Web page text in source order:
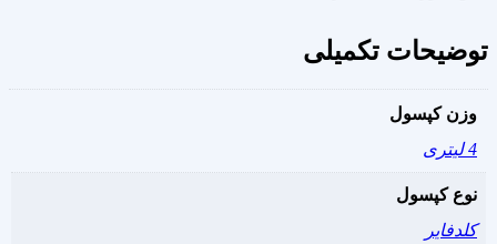
توضیحات تکمیلی
وزن کپسول
4 لیتری
نوع کپسول
کلدفایر